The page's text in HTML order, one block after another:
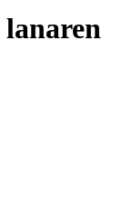
lanaren